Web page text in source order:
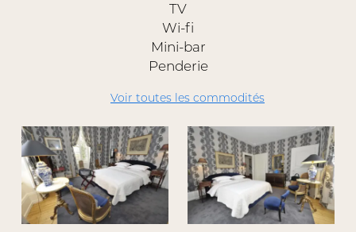
TV
Wi-fi
Mini-bar
Penderie
Voir toutes les commodités